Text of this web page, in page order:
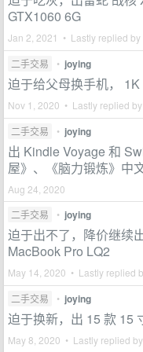
GTX1060 6G
Jan 2, 2021 • Lastly replied by
二手交易 • joying
迫于给父母换手机，
Nov 1, 2020 • Lastly replied by
二手交易 • joying
出 Kindle Voyage 和
屋》、《脑力锻炼》中
Aug 24, 2020
二手交易
• joying
迫于出不了，降价继续
MacBook Pro LQ2
May 14, 2020 • Lastly replied
二手交易 • joying
迫于换新，出 15 款 15
May 8, 2020 • Lastly replied by